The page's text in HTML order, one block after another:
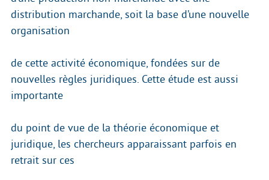
distribution marchande, soit la base d’une nouvelle
organisation
de cette activité économique, fondées sur de
nouvelles règles juridiques. Cette étude est aussi
importante
du point de vue de la théorie économique et
juridique, les chercheurs apparaissant parfois en
retrait sur ces